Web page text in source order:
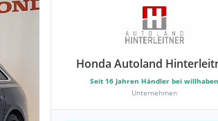
Honda Autoland
Seit 16 Jahren Händler bei willhaben
Unternehmen